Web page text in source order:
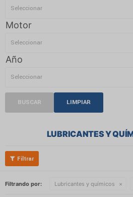
Motor
Año
BUSCAR LIMPIAR
LUBRICANTES Y
Filtrando por: Lubricantes y químicos